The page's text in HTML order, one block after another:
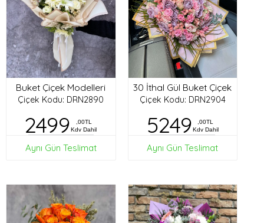
Buket Çiçek Modelleri
Çiçek Kodu: DRN2890
2499
,00TL
Kdv Dahil
Aynı Gün Teslimat
30 İthal Gül Buket Çiçek
Çiçek Kodu: DRN2904
5249
,00TL
Kdv Dahil
Aynı Gün Teslimat